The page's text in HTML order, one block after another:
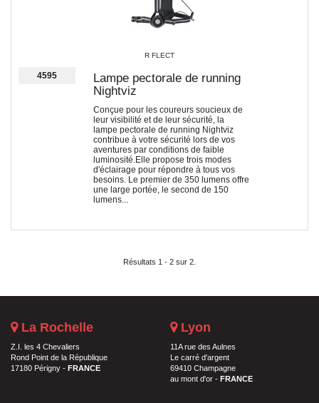
R FLECT
4595
Lampe pectorale de running
Nightviz
Conçue pour les coureurs soucieux de
leur visibilité et de leur sécurité, la
lampe pectorale de running Nightviz
contribue à votre sécurité lors de vos
aventures par conditions de faible
luminosité.Elle propose trois modes
d'éclairage pour répondre à tous vos
besoins. Le premier de 350 lumens offre
une large portée, le second de 150
lumens...
Résultats 1 - 2 sur 2.
La Rochelle
Z.I. les 4 Chevaliers
Rond Point de la République
17180 Périgny - FRANCE
Lyon
11A rue des Aulnes
Le carré d'argent
69410 Champagne
au mont d'or - FRANCE